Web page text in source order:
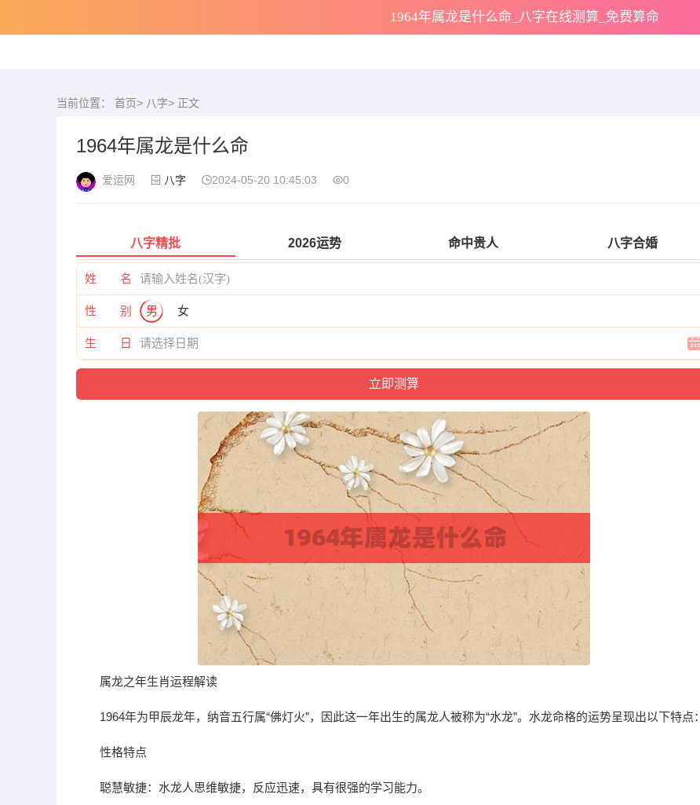
1964年属龙是什么命_八字在线测算_免费算命
当前位置： 首页> 八字> 正文
1964年属龙是什么命
爱运网 八字 2024-05-20 10:45:03 0
八字精批 2026运势 命中贵人 八字合婚
姓 名
性 别 男 女
生 日
属龙之年生肖运程解读
1964年为甲辰龙年，纳音五行属“佛灯火”，因此这一年出生的属龙人被称为“水龙”。水龙命格的运势呈现出以下特点：
性格特点
聪慧敏捷：水龙人思维敏捷，反应迅速，具有很强的学习能力。